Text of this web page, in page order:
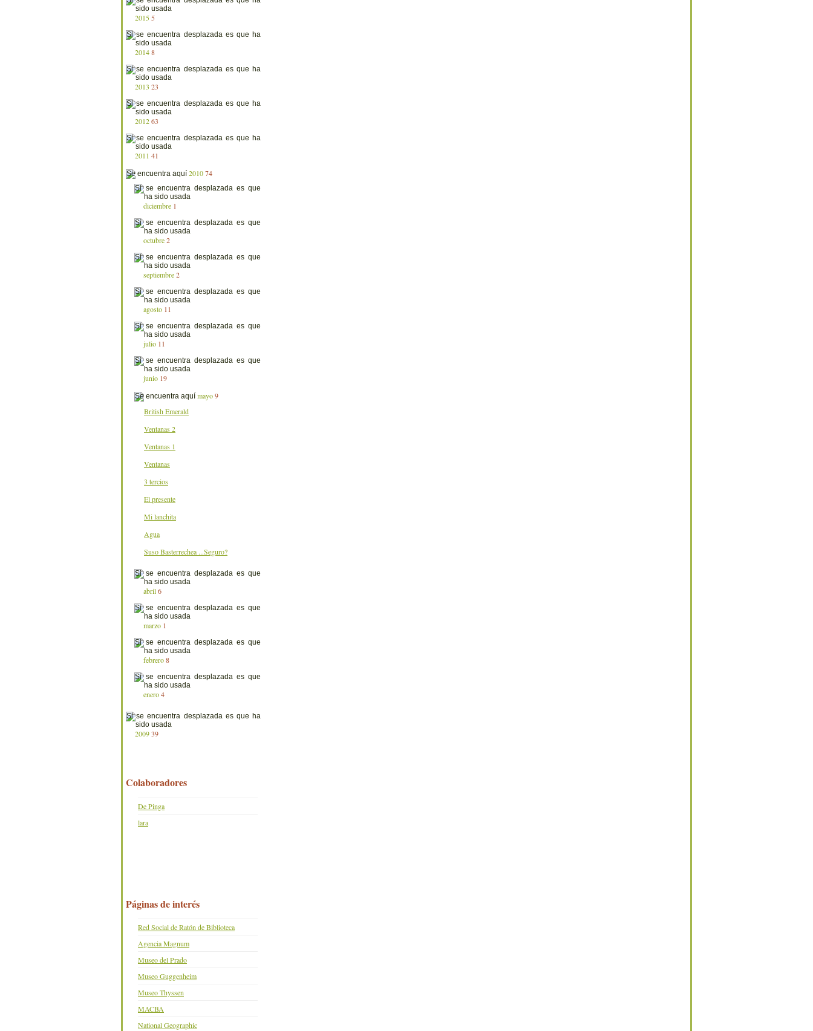
2015 5
20148
2013 23
201263
2011 41
201074
diciembre 1
octubre 2
septiembre 2
agosto 11
julio 11
junio 19
mayo 9
British Emerald
Ventanas 2
Ventanas 1
Ventanas
3 tercios
El presente
Mi lanchita
Agua
Suso Basterrechea ...Seguro?
abril 6
marzo 1
febrero 8
enero 4
200939
Colaboradores
De Pinga
lara
Páginas de interés
Red Social de Ratón de Biblioteca
Agencia Magnum
Museo del Prado
Museo Guggenheim
Museo Thyssen
MACBA
National Geographic